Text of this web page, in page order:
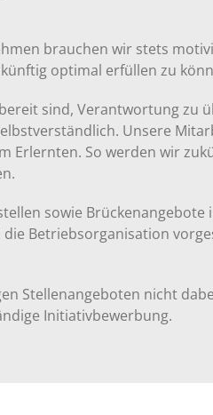
brauchen wir stets
optimal erfüllen zu
sind, Verantwortung zu
Unsere
Erlernten. So werden wir
sowie
Betriebsorganisation
Stellenangeboten nicht
Initiativbewerbung.